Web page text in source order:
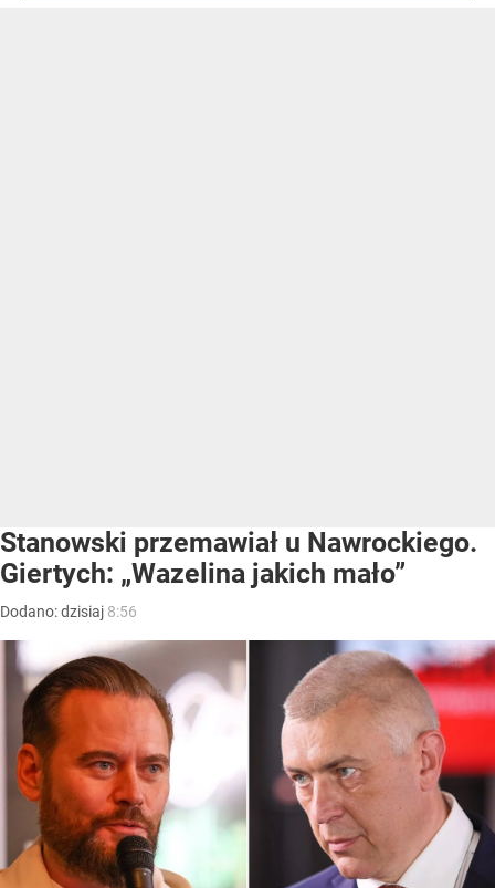
Stanowski przemawiał u Nawrockiego.
Giertych: „Wazelina jakich mało”
Dodano:dzisiaj 8:56